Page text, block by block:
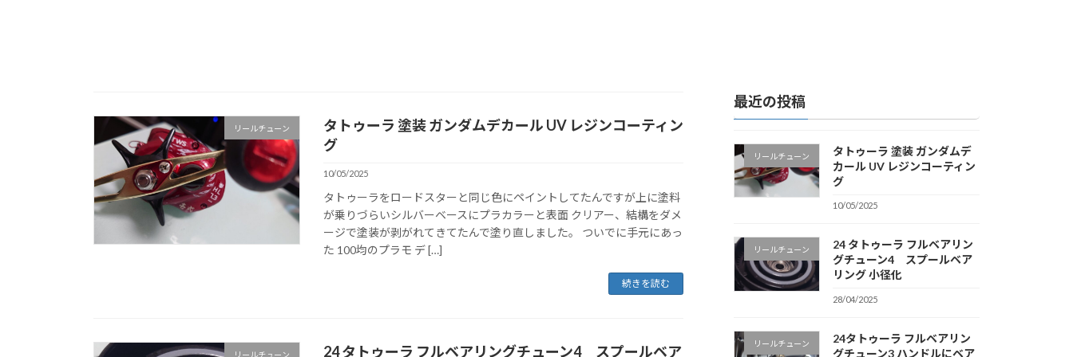
リールチューン
タトゥーラ 塗装 ガンダムデカール UV レジンコーティン
グ
10/05/2025
タトゥーラをロードスターと同じ色にペイントしてたんですが上に塗料
が乗りづらいシルバーベースにプラカラーと表面 クリアー、結構をダメ
ージで塗装が剥がれてきてたんで塗り直しました。 ついでに手元にあっ
た 100均のプラモ デ […]
続きを読む
リールチューン 24 タトゥーラ フルベアリングチューン4 スプールベア
最近の投稿
リールチューン
タトゥーラ 塗装 ガンダムデ
カール UV レジンコーティン
グ
10/05/2025
リールチューン
24 タトゥーラ フルベアリン
グチューン4 スプールベア
リング 小径化
28/04/2025
リールチューン
24タトゥーラ フルベアリン
グチューン3 ハンドルにベア